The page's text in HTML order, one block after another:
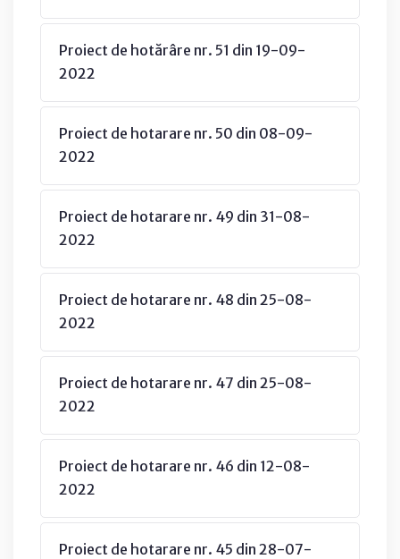
Proiect de hotărâre nr. 51 din 19-09-
2022
Proiect de hotarare nr. 50 din 08-09-
2022
Proiect de hotarare nr. 49 din 31-08-
2022
Proiect de hotarare nr. 48 din 25-08-
2022
Proiect de hotarare nr. 47 din 25-08-
2022
Proiect de hotarare nr. 46 din 12-08-
2022
Proiect de hotarare nr. 45 din 28-07-